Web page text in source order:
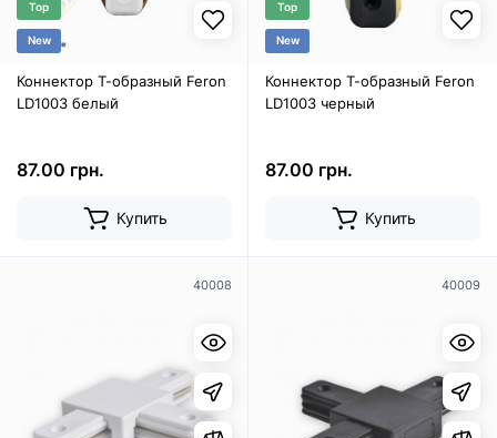
Top
New
Коннектор Т-образный Feron
LD1003 белый
87.00 грн.
Купить
Top
New
Коннектор Т-образный Feron
LD1003 черный
87.00 грн.
Купить
40008 40009